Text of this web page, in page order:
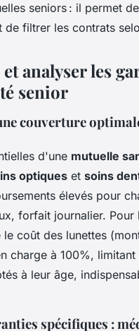
seniors : il permet
de filtrer les contrats
analyser les
senior
couverture
d'une mutuelle
optiques et soins
élevés pour
forfait journalier.
le coût des lunettes
charge à 100%,
à leur âge,
spécifiques :